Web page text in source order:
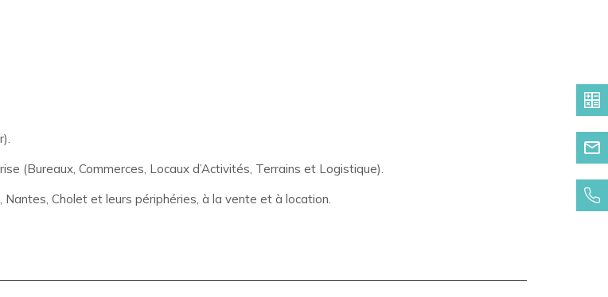
(Bureaux, Commerces, Locaux d’Activités, Terrains et Logistique).
Cholet et leurs périphéries, à la vente et à location.